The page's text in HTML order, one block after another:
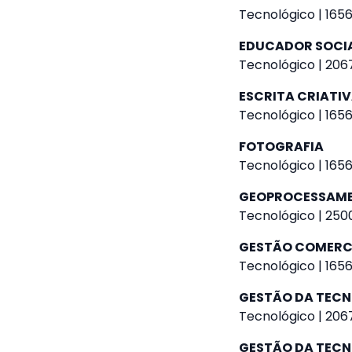
Tecnológico |
EDUCADOR
Tecnológico |
ESCRITA
Tecnológico |
FOTOGRAFIA
Tecnológico |
Tecnológico |
GESTÃO
Tecnológico |
GESTÃO DA
Tecnológico |
GESTÃO DA